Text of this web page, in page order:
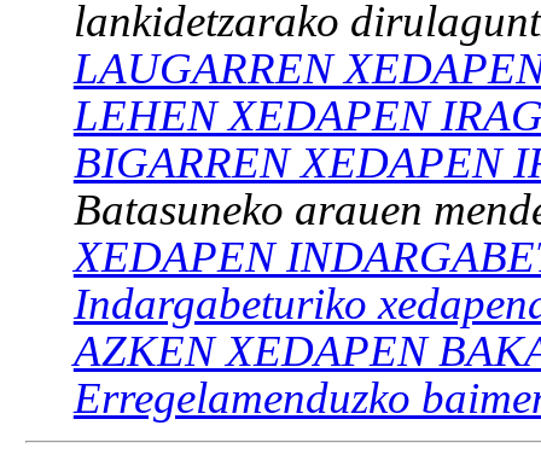
lankidetzarako
LAUGARREN
LEHEN XEDAPEN
BIGARREN XEDAPEN
Batasuneko arauen
XEDAPEN
Indargabeturiko
AZKEN XEDAPEN
Erregelamenduzko